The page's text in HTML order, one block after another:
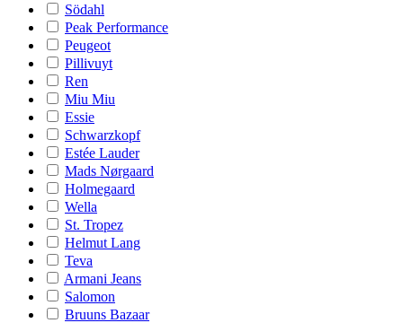
Södahl
Peak Performance
Peugeot
Pillivuyt
Ren
Miu Miu
Essie
Schwarzkopf
Estée Lauder
Mads Nørgaard
Holmegaard
Wella
St. Tropez
Helmut Lang
Teva
Armani Jeans
Salomon
Bruuns Bazaar